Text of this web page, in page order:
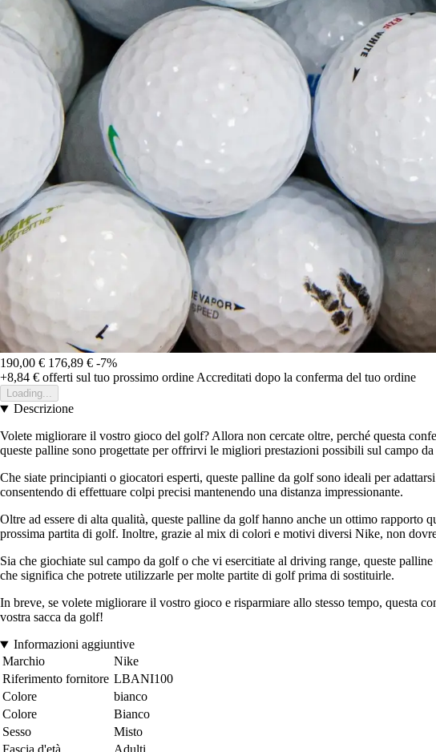
190,00 € 176,89 € -7%
+8,84 € offerti sul tuo prossimo ordineAccreditati dopo la conferma del tuo ordine
Loading...
Descrizione
Volete migliorare il vostro gioco del golf? Allora non cercate oltre, perché questa
queste palline sono progettate per offrirvi le migliori prestazioni possibili sul campo
Che siate principianti o giocatori esperti, queste palline da golf sono ideali per
consentendo di effettuare colpi precisi mantenendo una distanza impressionante.
Oltre ad essere di alta qualità, queste palline da golf hanno anche un ottimo
prossima partita di golf. Inoltre, grazie al mix di colori e motivi diversi Nike, non
Sia che giochiate sul campo da golf o che vi esercitiate al driving range, queste
che significa che potrete utilizzarle per molte partite di golf prima di sostituirle.
In breve, se volete migliorare il vostro gioco e risparmiare allo stesso tempo, questa
vostra sacca da golf!
Informazioni aggiuntive
Marchio
Nike
Riferimento fornitore LBANI100
Colore
bianco
Colore
Bianco
Sesso
Misto